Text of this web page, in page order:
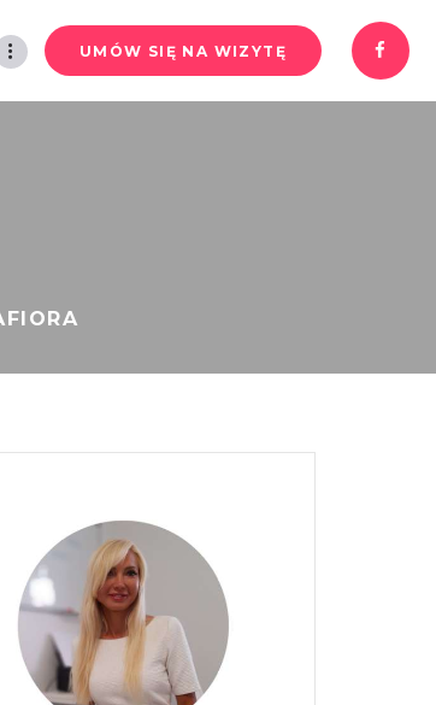
UMÓW SIĘ NA WIZYTĘ